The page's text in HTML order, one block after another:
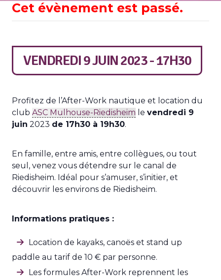
Cet évènement est passé.
VENDREDI 9 JUIN 2023 - 17H30
Profitez de l’After-Work nautique et location du
club ASC Mulhouse-Riedisheim le vendredi 9
juin 2023 de 17h30 à 19h30.
En famille, entre amis, entre collègues, ou tout
seul, venez vous détendre sur le canal de
Riedisheim. Idéal pour s’amuser, s’initier, et
découvrir les environs de Riedisheim.
Informations pratiques :
Location de kayaks, canoës et stand up
paddle au tarif de 10 € par personne.
Les formules After-Work reprennent les